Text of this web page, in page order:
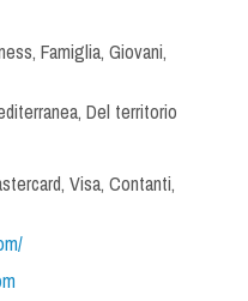
, Famiglia, Giovani,
, Del territorio
Visa, Contanti,